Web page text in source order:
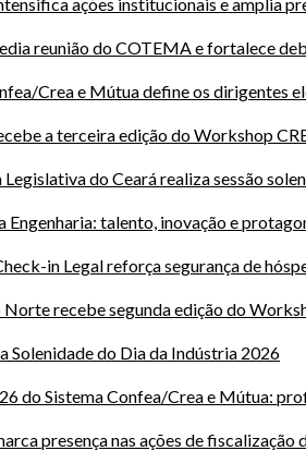
reunião do COTEMA e fortalece
Crea e Mútua define os dirigentes
a terceira edição do Workshop
do Ceará realiza sessão
Engenharia: talento, inovação e
in Legal reforça segurança de
Norte recebe segunda edição do
Solenidade do Dia da Indústria 2026
do Sistema Confea/Crea e Mútua:
presença nas ações de fiscalização